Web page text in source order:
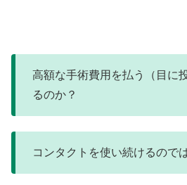
高額な手術費用を払う（目に
るのか？
コンタクトを使い続けるので